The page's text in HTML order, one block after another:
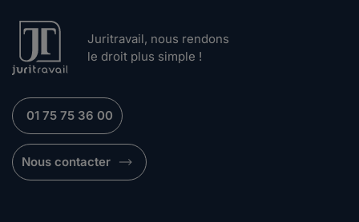
Juritravail, nous rendons
le droit plus simple !
01 75 75 36 00
Nous contacter